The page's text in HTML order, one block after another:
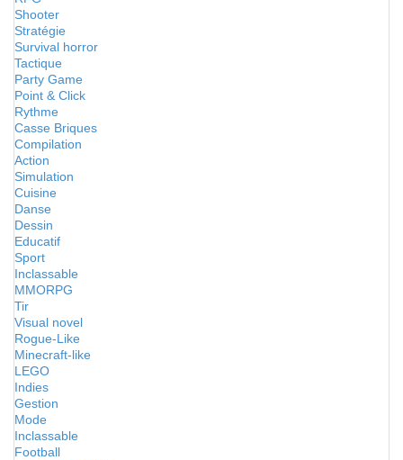
Shooter
Stratégie
Survival horror
Tactique
Party Game
Point & Click
Rythme
Casse Briques
Compilation
Action
Simulation
Cuisine
Danse
Dessin
Educatif
Sport
Inclassable
MMORPG
Tir
Visual novel
Rogue-Like
Minecraft-like
LEGO
Indies
Gestion
Mode
Inclassable
Football